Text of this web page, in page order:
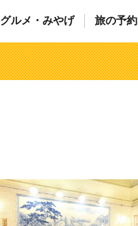
グルメ・みやげ 旅の予約